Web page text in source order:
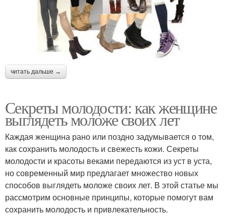
читать дальше →
Секреты молодости: как женщине
выглядеть моложе своих лет
Каждая женщина рано или поздно задумывается о том,
как сохранить молодость и свежесть кожи. Секреты
молодости и красоты веками передаются из уст в уста,
но современный мир предлагает множество новых
способов выглядеть моложе своих лет. В этой статье мы
рассмотрим основные принципы, которые помогут вам
сохранить молодость и привлекательность.